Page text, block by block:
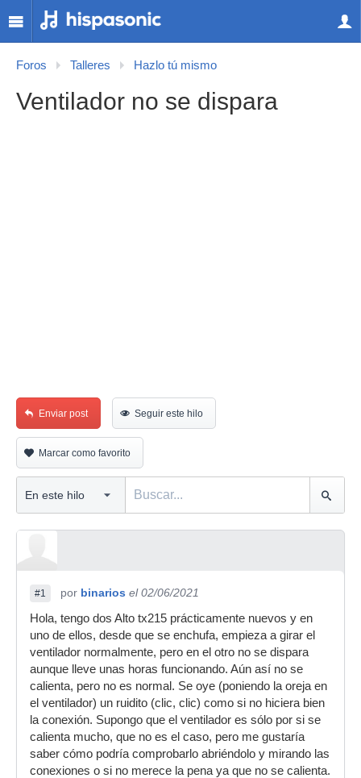
Foros Talleres Hazlo tú mismo
Ventilador no se dispara
Enviar post Seguir este hilo
Marcar como favorito
#1 por binarios el 02/06/2021
Hola, tengo dos Alto tx215 prácticamente nuevos y en
uno de ellos, desde que se enchufa, empieza a girar el
ventilador normalmente, pero en el otro no se dispara
aunque lleve unas horas funcionando. Aún así no se
calienta, pero no es normal. Se oye (poniendo la oreja en
el ventilador) un ruidito (clic, clic) como si no hiciera bien
la conexión. Supongo que el ventilador es sólo por si se
calienta mucho, que no es el caso, pero me gustaría
saber cómo podría comprobarlo abriéndolo y mirando las
conexiones o si no merece la pena ya que no se calienta.